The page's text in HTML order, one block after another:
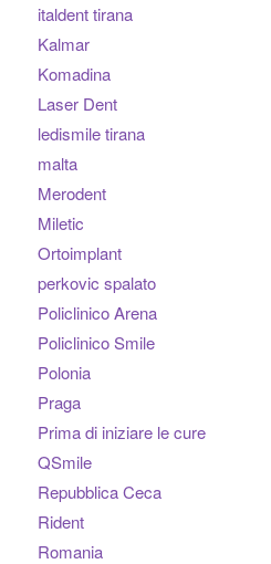
italdent tirana
Kalmar
Komadina
Laser Dent
ledismile tirana
malta
Merodent
Miletic
Ortoimplant
perkovic spalato
Policlinico Arena
Policlinico Smile
Polonia
Praga
Prima di iniziare le cure
QSmile
Repubblica Ceca
Rident
Romania